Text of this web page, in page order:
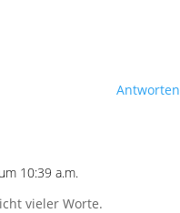
Antworten
10:39 a.m.
vieler Worte.